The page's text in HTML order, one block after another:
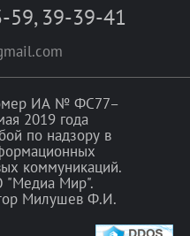
59, 39-39-41
ИА № ФС77–
2019 года
по надзору в
коммуникаций.
"Медиа Мир".
Милушев Ф.И.